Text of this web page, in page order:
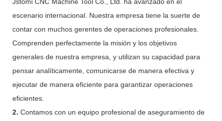
escenario internacional. Nuestra empresa tiene la suerte de
contar con muchos gerentes de operaciones profesionales.
Comprenden perfectamente la misión y los objetivos
generales de nuestra empresa, y utilizan su capacidad para
pensar analíticamente, comunicarse de manera efectiva y
ejecutar de manera eficiente para garantizar operaciones
eficientes.
2. Contamos con un equipo profesional de aseguramiento de